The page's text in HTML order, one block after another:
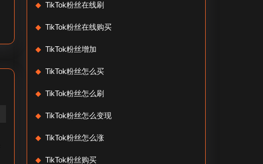
TikTok粉丝在线刷
TikTok粉丝在线购买
TikTok粉丝增加
TikTok粉丝怎么买
TikTok粉丝怎么刷
TikTok粉丝怎么变现
TikTok粉丝怎么涨
TikTok粉丝购买